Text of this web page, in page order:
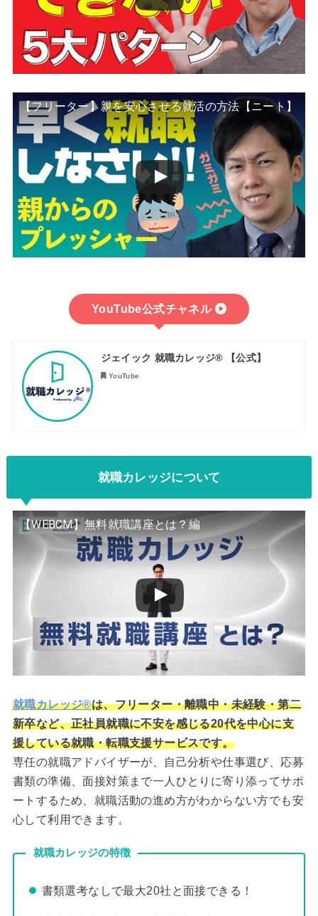
【フリーター】親を安心させる就活の方法【ニート】
YouTube公式チャネル
ジェイック 就職カレッジ® 【公式】
YouTube
就職カレッジについて
【WEBCM】無料就職講座とは？編
就職カレッジ®は、フリーター・離職中・未経験・第二
新卒など、正社員就職に不安を感じる20代を中心に支
援している就職・転職支援サービスです。
専任の就職アドバイザーが、自己分析や仕事選び、応募
書類の準備、面接対策まで一人ひとりに寄り添ってサポ
ートするため、就職活動の進め方がわからない方でも安
心して利用できます。
就職カレッジの特徴
書類選考なしで最大20社と面接できる！